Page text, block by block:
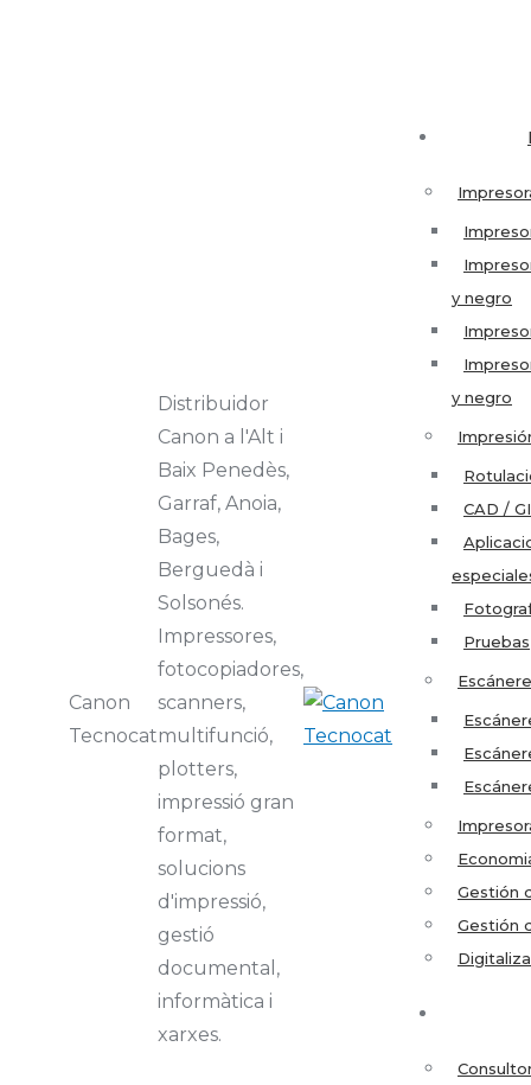
Canon
Tecnocat
Distribuidor
Canon a l'Alt i
Baix Penedès,
Garraf, Anoia,
Bages,
Berguedà i
Solsonés.
Impressores,
fotocopiadores,
scanners,
multifunció,
plotters,
impressió gran
format,
solucions
d'impressió,
gestió
documental,
informàtica i
xarxes.
y negro
y negro
CAD /
Pruebas
Gestión
Gestión